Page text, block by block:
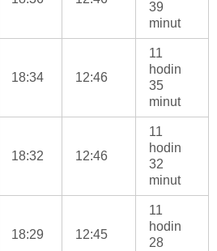
39
minut
18:34 12:46
11
hodin
35
minut
18:32 12:46
11
hodin
32
minut
18:29 12:45
11
hodin
28